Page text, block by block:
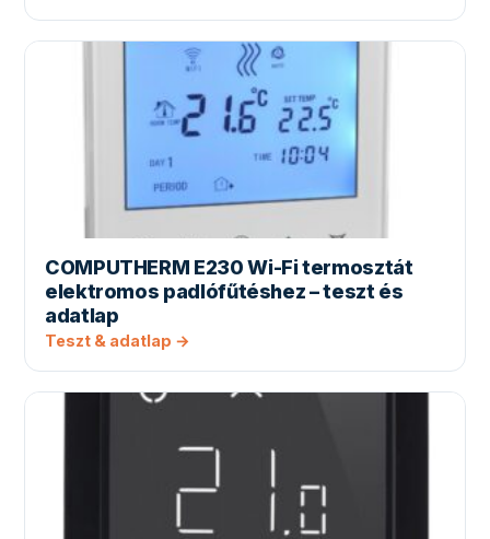
COMPUTHERM E230 Wi-Fi termosztát
elektromos padlófűtéshez – teszt és
adatlap
Teszt & adatlap →